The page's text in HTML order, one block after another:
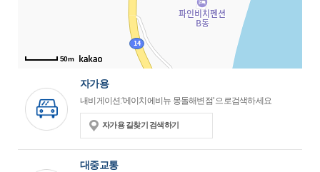
50m
자가용
내비게이션:'에이치에비뉴 몽돌해변점' 으로검색하세요
자가용 길찾기 검색하기
대중교통